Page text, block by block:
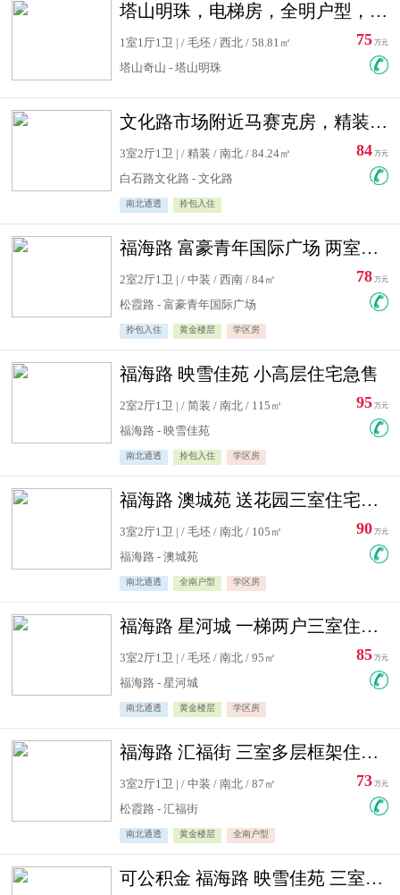
塔山明珠，电梯房，全明户型，视野好，毛坯房，看房有钥匙
1室1厅1卫 | / 毛坯 / 西北 / 58.81㎡
塔山奇山 - 塔山明珠
75 万元
文化路市场附近马赛克房，精装修三居室，南北通透，实用面积大
3室2厅1卫 | / 精装 / 南北 / 84.24㎡
白石路文化路 - 文化路
南北通透 拎包入住
84 万元
福海路 富豪青年国际广场 两室住宅急售
2室2厅1卫 | / 中装 / 西南 / 84㎡
松霞路 - 富豪青年国际广场
拎包入住 黄金楼层 学区房
78 万元
福海路 映雪佳苑 小高层住宅急售
2室2厅1卫 | / 简装 / 南北 / 115㎡
福海路 - 映雪佳苑
南北通透 拎包入住 学区房
95 万元
福海路 澳城苑 送花园三室住宅急售
3室2厅1卫 | / 毛坯 / 南北 / 105㎡
福海路 - 澳城苑
南北通透 全南户型 学区房
90 万元
福海路 星河城 一梯两户三室住宅急售
3室2厅1卫 | / 毛坯 / 南北 / 95㎡
福海路 - 星河城
南北通透 黄金楼层 学区房
85 万元
福海路 汇福街 三室多层框架住宅急售
3室2厅1卫 | / 中装 / 南北 / 87㎡
松霞路 - 汇福街
南北通透 黄金楼层 全南户型
73 万元
可公积金 福海路 映雪佳苑 三室住宅急售送小棚